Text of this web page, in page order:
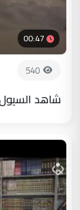
00:47
540
شاهد